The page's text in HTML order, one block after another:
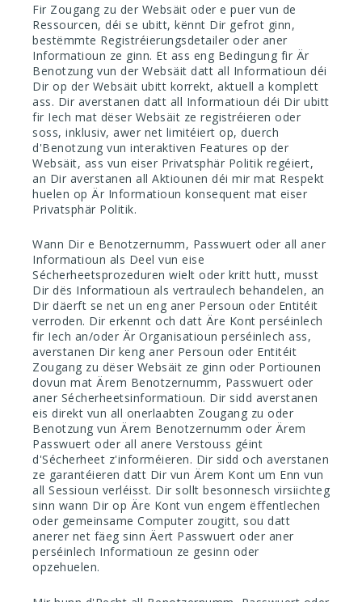
Fir Zougang zu der Websäit oder e puer vun de
Ressourcen, déi se ubitt, kënnt Dir gefrot ginn,
bestëmmte Registréierungsdetailer oder aner
Informatioun ze ginn. Et ass eng Bedingung fir Är
Benotzung vun der Websäit datt all Informatioun déi
Dir op der Websäit ubitt korrekt, aktuell a komplett
ass. Dir averstanen datt all Informatioun déi Dir ubitt
fir Iech mat dëser Websäit ze registréieren oder
soss, inklusiv, awer net limitéiert op, duerch
d'Benotzung vun interaktiven Features op der
Websäit, ass vun eiser Privatsphär Politik regéiert,
an Dir averstanen all Aktiounen déi mir mat Respekt
huelen op Är Informatioun konsequent mat eiser
Privatsphär Politik.
Wann Dir e Benotzernumm, Passwuert oder all aner
Informatioun als Deel vun eise
Sécherheetsprozeduren wielt oder kritt hutt, musst
Dir dës Informatioun als vertraulech behandelen, an
Dir däerft se net un eng aner Persoun oder Entitéit
verroden. Dir erkennt och datt Äre Kont perséinlech
fir Iech an/oder Är Organisatioun perséinlech ass,
averstanen Dir keng aner Persoun oder Entitéit
Zougang zu dëser Websäit ze ginn oder Portiounen
dovun mat Ärem Benotzernumm, Passwuert oder
aner Sécherheetsinformatioun. Dir sidd averstanen
eis direkt vun all onerlaabten Zougang zu oder
Benotzung vun Ärem Benotzernumm oder Ärem
Passwuert oder all anere Verstouss géint
d'Sécherheet z'informéieren. Dir sidd och averstanen
ze garantéieren datt Dir vun Ärem Kont um Enn vun
all Sessioun verléisst. Dir sollt besonnesch virsiichteg
sinn wann Dir op Äre Kont vun engem ëffentlechen
oder gemeinsame Computer zougitt, sou datt
anerer net fäeg sinn Äert Passwuert oder aner
perséinlech Informatioun ze gesinn oder
opzehuelen.